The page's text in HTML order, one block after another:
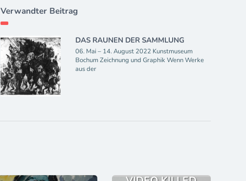
Verwandter Beitrag
DAS RAUNEN DER SAMMLUNG
06. Mai – 14. August 2022 Kunstmuseum
Bochum Zeichnung und Graphik Wenn Werke
aus der